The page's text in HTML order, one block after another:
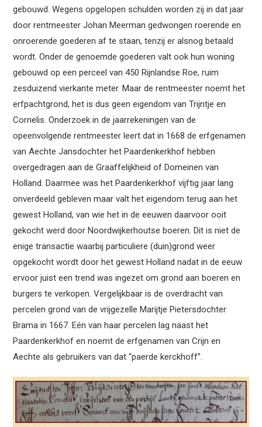
gebouwd. Wegens opgelopen schulden worden zij in dat jaar
door rentmeester Johan Meerman gedwongen roerende en
onroerende goederen af te staan, tenzij er alsnog betaald
wordt. Onder de genoemde goederen valt ook hun woning
gebouwd op een perceel van 450 Rijnlandse Roe, ruim
zesduizend vierkante meter. Maar de rentmeester noemt het
erfpachtgrond, het is dus geen eigendom van Trijntje en
Cornelis. Onderzoek in de jaarrekeningen van de
opeenvolgende rentmeester leert dat in 1668 de erfgenamen
van Aechte Jansdochter het Paardenkerkhof hebben
overgedragen aan de Graaffelijkheid of Domeinen van
Holland. Daarmee was het Paardenkerkhof vijftig jaar lang
onverdeeld gebleven maar valt het eigendom terug aan het
gewest Holland, van wie het in de eeuwen daarvoor ooit
gekocht werd door Noordwijkerhoutse boeren. Dit is niet de
enige transactie waarbij particuliere (duin)grond weer
opgekocht wordt door het gewest Holland nadat in de eeuw
ervoor juist een trend was ingezet om grond aan boeren en
burgers te verkopen. Vergelijkbaar is de overdracht van
percelen grond van de vrijgezelle Marijtje Pietersdochter
Brama in 1667. Eén van haar percelen lag naast het
Paardenkerkhof en noemt de erfgenamen van Crijn en
Aechte als gebruikers van dat “paerde kerckhoff”.